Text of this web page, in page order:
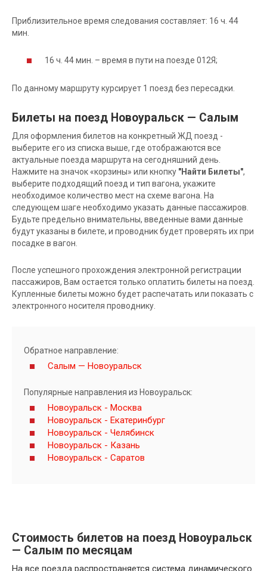
Приблизительное время следования составляет: 16 ч. 44
мин.
16 ч. 44 мин. – время в пути на поезде 012Я;
По данному маршруту курсирует 1 поезд без пересадки.
Билеты на поезд Новоуральск — Салым
Для оформления билетов на конкретный ЖД поезд -
выберите его из списка выше, где отображаются все
актуальные поезда маршрута на сегодняшний день.
Нажмите на значок «корзины» или кнопку "Найти Билеты",
выберите подходящий поезд и тип вагона, укажите
необходимое количество мест на схеме вагона. На
следующем шаге необходимо указать данные пассажиров.
Будьте предельно внимательны, введенные вами данные
будут указаны в билете, и проводник будет проверять их при
посадке в вагон.
После успешного прохождения электронной регистрации
пассажиров, Вам остается только оплатить билеты на поезд.
Купленные билеты можно будет распечатать или показать с
электронного носителя проводнику.
Обратное направление:
Салым — Новоуральск
Популярные направления из Новоуральск:
Новоуральск - Москва
Новоуральск - Екатеринбург
Новоуральск - Челябинск
Новоуральск - Казань
Новоуральск - Саратов
Стоимость билетов на поезд Новоуральск
— Салым по месяцам
На все поезда распространяется система динамического